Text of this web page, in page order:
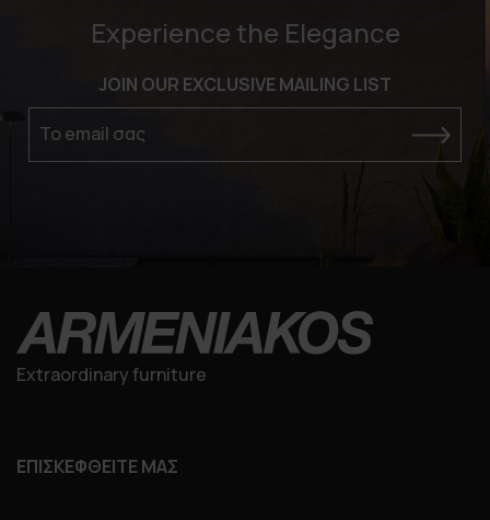
Experience the Elegance
JOIN OUR EXCLUSIVE MAILING LIST
Το email σας
Extraordinary furniture
ΕΠΙΣΚΕΦΘΕΙΤΕ ΜΑΣ